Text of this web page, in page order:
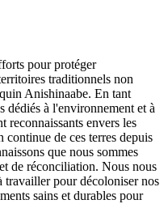
pour protéger
traditionnels non
Anishinaabe. En tant
dédiés à l'environnement et à
reconnaissants envers les
continue de ces terres depuis
que nous sommes
de réconciliation. Nous nous
travailler pour décoloniser nos
sains et durables pour